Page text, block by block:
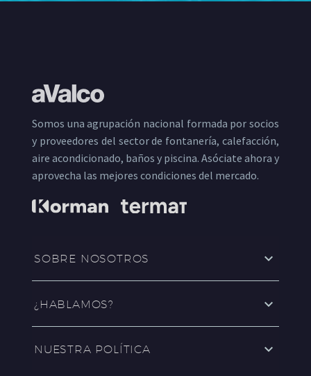
Somos una agrupación nacional formada por socios
y proveedores del sector de fontanería, calefacción,
aire acondicionado, baños y piscina. Asóciate ahora y
aprovecha las mejores condiciones del mercado.
SOBRE NOSOTROS
¿HABLAMOS?
NUESTRA POLÍTICA